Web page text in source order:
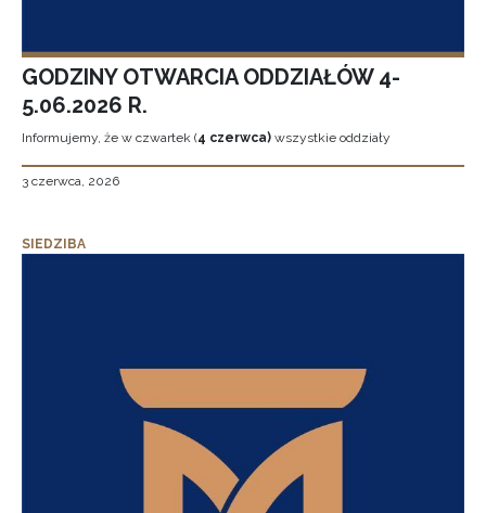
GODZINY OTWARCIA ODDZIAŁÓW 4-
5.06.2026 R.
Informujemy, że w czwartek (4 czerwca) wszystkie oddziały
3 czerwca, 2026
SIEDZIBA